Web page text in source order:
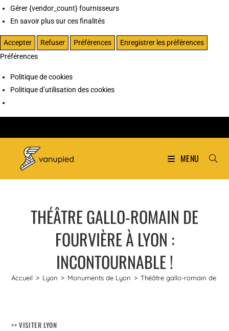
Gérer {vendor_count} fournisseurs
En savoir plus sur ces finalités
Accepter Refuser Préférences
Enregistrer les préférences
Préférences
Politique de cookies
Politique d’utilisation des cookies
MENU
THÉÂTRE GALLO-ROMAIN DE
FOURVIÈRE À LYON :
INCONTOURNABLE !
Accueil > Lyon > Monuments de Lyon > Théâtre gallo-romain de
>> VISITER LYON